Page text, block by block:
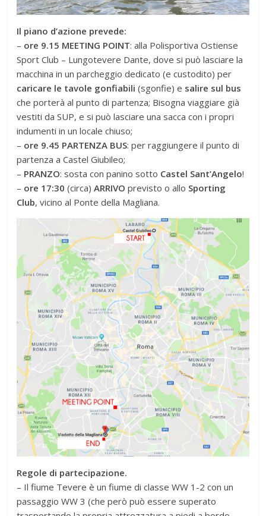
Il piano d’azione prevede:
– ore 9.15 MEETING POINT: alla Polisportiva Ostiense
Sport Club – Lungotevere Dante, dove si può lasciare la
macchina in un parcheggio dedicato (e custodito) per
caricare le tavole gonfiabili (sgonfie) e salire sul bus
che porterà al punto di partenza; Bisogna viaggiare già
vestiti da SUP, e si può lasciare una sacca con i propri
indumenti in un locale chiuso;
– ore 9.45 PARTENZA BUS: per raggiungere il punto di
partenza a Castel Giubileo;
– PRANZO: sosta con panino sotto Castel Sant’Angelo!
– ore 17:30 (circa)ARRIVO previsto o allo Sporting
Club, vicino al Ponte della Magliana.
Regole di partecipazione.
– Il fiume Tevere è un fiume di classe WW 1-2 con un
passaggio WW 3 (che però può essere superato